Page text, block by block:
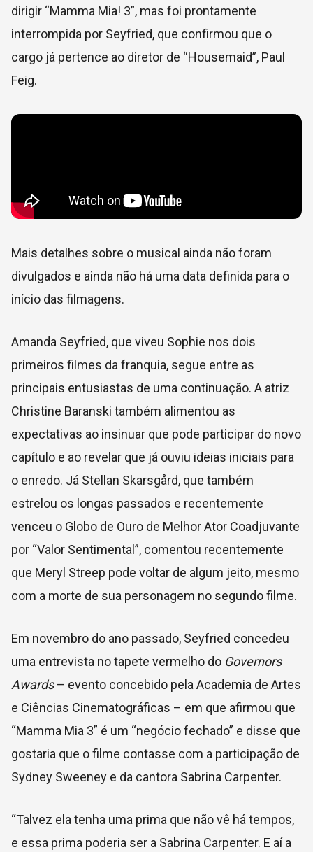
dirigir “Mamma Mia! 3”, mas foi prontamente
interrompida por Seyfried, que confirmou que o
cargo já pertence ao diretor de “Housemaid”, Paul
Feig.
Mais detalhes sobre o musical ainda não foram
divulgados e ainda não há uma data definida para o
início das filmagens.
Amanda Seyfried, que viveu Sophie nos dois
primeiros filmes da franquia, segue entre as
principais entusiastas de uma continuação. A atriz
Christine Baranski também alimentou as
expectativas ao insinuar que pode participar do novo
capítulo e ao revelar que já ouviu ideias iniciais para
o enredo. Já Stellan Skarsgård, que também
estrelou os longas passados e recentemente
venceu o Globo de Ouro de Melhor Ator Coadjuvante
por “Valor Sentimental”, comentou recentemente
que Meryl Streep pode voltar de algum jeito, mesmo
com a morte de sua personagem no segundo filme.
Em novembro do ano passado, Seyfried concedeu
uma entrevista no tapete vermelho do Governors
Awards– evento concebido pela Academia de Artes
e Ciências Cinematográficas – em que afirmou que
“Mamma Mia 3” é um “negócio fechado” e disse que
gostaria que o filme contasse com a participação de
Sydney Sweeney e da cantora Sabrina Carpenter.
“Talvez ela tenha uma prima que não vê há tempos,
e essa prima poderia ser a Sabrina Carpenter. E aí a